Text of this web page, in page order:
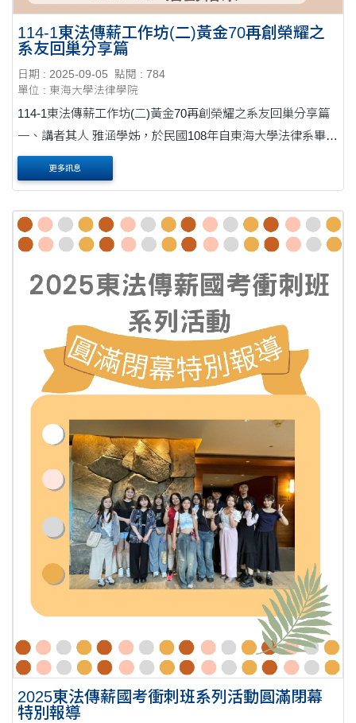
114-1東法傳薪工作坊(二)黃金70再創榮耀之
系友回巢分享篇
日期 : 2025-09-05
點閱 : 784
單位 : 東海大學法律學院
114-1東法傳薪工作坊(二)黃金70再創榮耀之系友回巢分享篇
一、講者其人 雅涵學姊，於民國108年自東海大學法律系畢
業，復又進學東海法研。爾後，則按預定於110年底首次報考
111年司律師考試，初戰律師即順利折桂....
更多訊息
2025東法傳薪國考衝刺班系列活動圓滿閉幕
特別報導